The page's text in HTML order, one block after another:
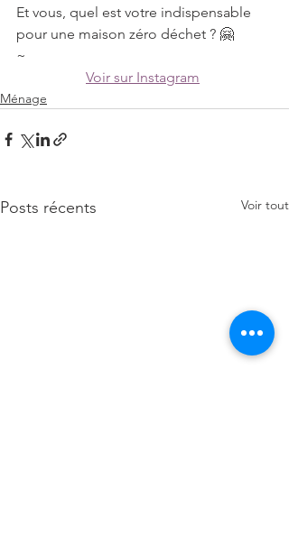
Et vous, quel est votre indispensable
pour une maison zéro déchet ? 🤗
~
Voir sur Instagram
Ménage
Posts récents Voir tout